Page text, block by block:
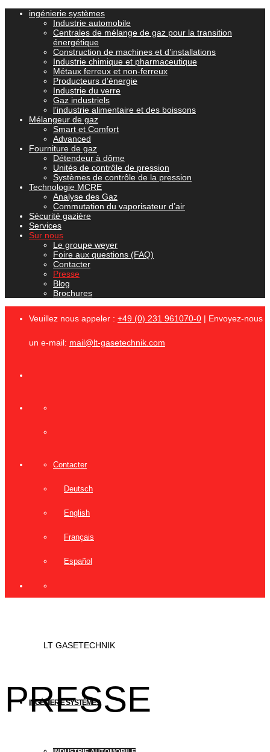
ingénierie systèmes
Industrie automobile
Centrales de mélange de gaz pour la transition
énergétique
Construction de machines et d’installations
Industrie chimique et pharmaceutique
Métaux ferreux et non-ferreux
Producteurs d’énergie
Industrie du verre
Gaz industriels
l’industrie alimentaire et des boissons
Mélangeur de gaz
Smart et Comfort
Advanced
Fourniture de gaz
Détendeur à dôme
Unités de contrôle de pression
Systèmes de contrôle de la pression
Technologie MCRE
Analyse des Gaz
Commutation du vaporisateur d’air
Sécurité gazière
Services
Sur nous
Le groupe weyer
Foire aux questions (FAQ)
Contacter
Presse
Blog
Brochures
Veuillez nous appeler : +49 (0) 231 961070-0 | Envoyez-nous
un e-mail: mail@lt-gasetechnik.com
Contacter
Deutsch
English
Français
Español
LT GASETECHNIK
INGÉNIERIE SYSTÈMES
PRESSE